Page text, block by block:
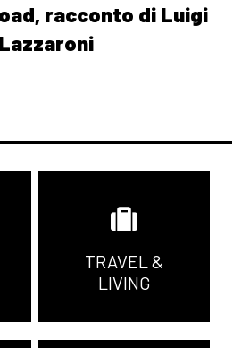
racconto di Luigi
Lazzaroni
TRAVEL &
LIVING